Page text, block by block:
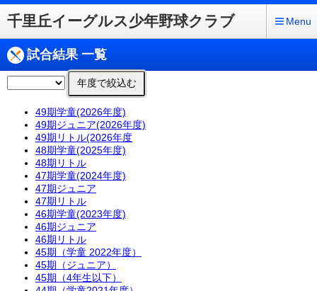
千里丘イーグルス少年野球クラブ Menu
試合結果 一覧
年度で絞込む
49期学童(2026年度)
49期ジュニア(2026年度)
49期リトル(2026年度
48期学童(2025年度)
48期リトル
47期学童(2024年度)
47期ジュニア
47期リトル
46期学童(2023年度)
46期ジュニア
46期リトル
45期（学童 2022年度）
45期（ジュニア）
45期（4年生以下）